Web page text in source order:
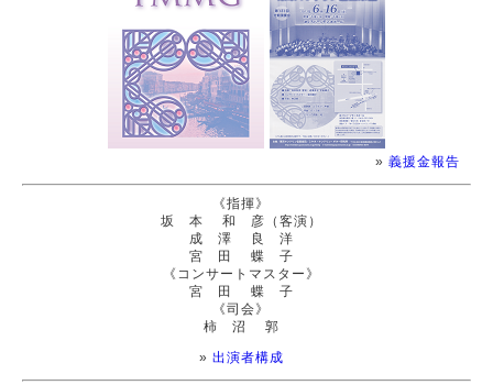
» 義援金報告
《指揮》
坂 本 和 彦（客演）
成 澤 良 洋
宮 田 蝶 子
《コンサートマスター》
宮 田 蝶 子
《司会》
柿 沼 郭
» 出演者構成